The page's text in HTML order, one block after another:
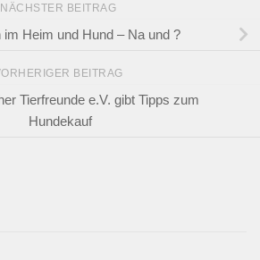
NÄCHSTER BEITRAG
im Heim und Hund – Na und ?
BEITRAG
Tierfreunde e.V. gibt Tipps zum
Hundekauf